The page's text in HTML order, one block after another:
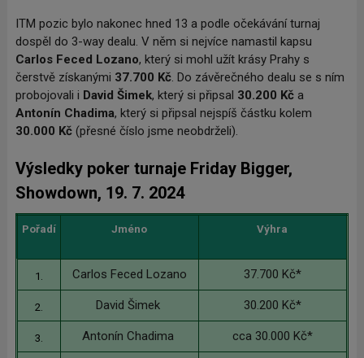
ITM pozic bylo nakonec hned 13 a podle očekávání turnaj
dospěl do 3-way dealu. V něm si nejvíce namastil kapsu
Carlos Feced Lozano, který si mohl užít krásy Prahy s
čerstvě získanými 37.700 Kč. Do závěrečného dealu se s ním
probojovali i David Šimek, který si připsal 30.200 Kča
Antonín Chadima, který si připsal nejspíš částku kolem
30.000 Kč(přesné číslo jsme neobdrželi).
Výsledky poker turnaje Friday Bigger,
Showdown, 19. 7. 2024
Pořadí Jméno Výhra
1. Carlos Feced Lozano 37.700 Kč*
2. David Šimek 30.200 Kč*
3. Antonín Chadima cca 30.000 Kč*